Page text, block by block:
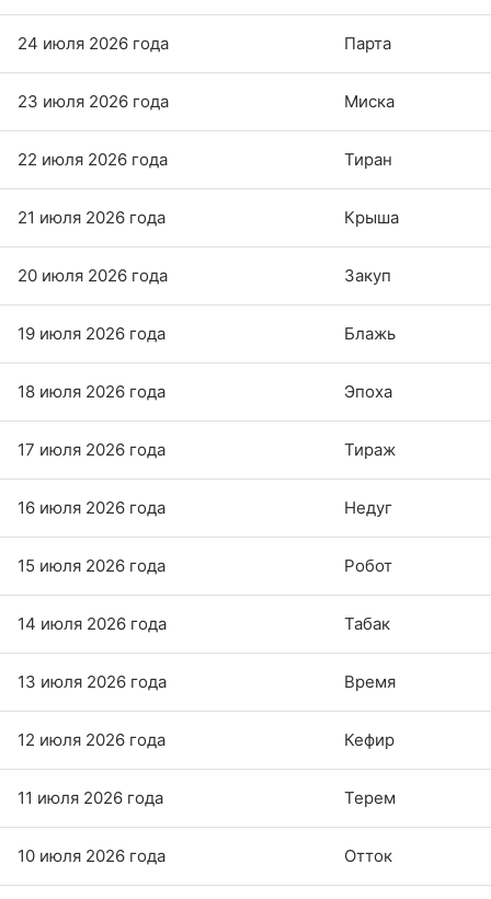
24 июля 2026 года Парта
23 июля 2026 года Миска
22 июля 2026 года Тиран
21 июля 2026 года Крыша
20 июля 2026 года Закуп
19 июля 2026 года Блажь
18 июля 2026 года Эпоха
17 июля 2026 года Тираж
16 июля 2026 года Недуг
15 июля 2026 года Робот
14 июля 2026 года Табак
13 июля 2026 года Время
12 июля 2026 года Кефир
11 июля 2026 года Терем
10 июля 2026 года Отток